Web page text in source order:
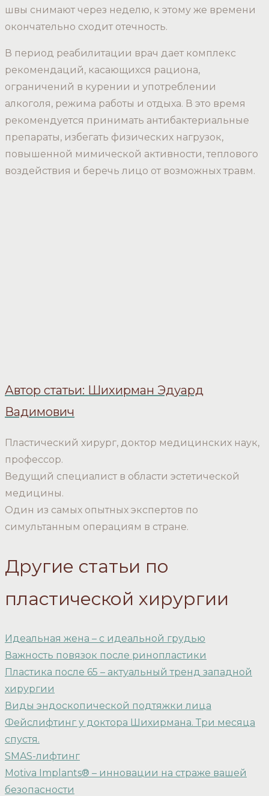
швы снимают через неделю, к этому же времени
окончательно сходит отечность.
В период реабилитации врач дает комплекс
рекомендаций, касающихся рациона,
ограничений в курении и употреблении
алкоголя, режима работы и отдыха. В это время
рекомендуется принимать антибактериальные
препараты, избегать физических нагрузок,
повышенной мимической активности, теплового
воздействия и беречь лицо от возможных травм.
Автор статьи: Шихирман Эдуард
Вадимович
Пластический хирург, доктор медицинских наук,
профессор.
Ведущий специалист в области эстетической
медицины.
Один из самых опытных экспертов по
симультанным операциям в стране.
Другие статьи по
пластической хирургии
Идеальная жена – с идеальной грудью
Важность повязок после ринопластики
Пластика после 65 – актуальный тренд западной
хирургии
Виды эндоскопической подтяжки лица
Фейслифтинг у доктора Шихирмана. Три месяца
спустя.
SMAS-лифтинг
Motiva Implants® – инновации на страже вашей
безопасности